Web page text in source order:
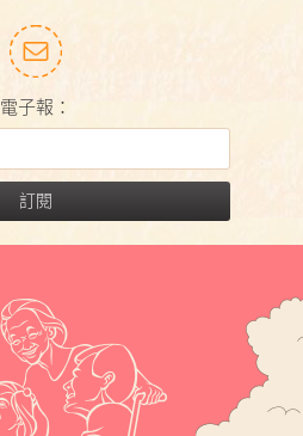
電子報：
訂閱